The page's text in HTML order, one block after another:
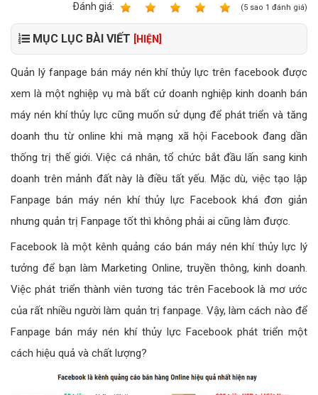
Ðánh giá:
(5 sao 1 đánh giá)
MỤC LỤC BÀI VIẾT [HIỆN]
Quản lý fanpage bán máy nén khí thủy lực trên facebook được
xem là một nghiệp vụ mà bất cứ doanh nghiệp kinh doanh bán
máy nén khí thủy lực cũng muốn sử dụng để phát triển và tăng
doanh thu từ online khi mà mạng xã hội Facebook đang dần
thống trị thế giới. Việc cá nhân, tổ chức bắt đầu lấn sang kinh
doanh trên mảnh đất này là điều tất yếu. Mặc dù, việc tạo lập
Fanpage bán máy nén khí thủy lực Facebook khá đơn giản
nhưng quản trị Fanpage tốt thì không phải ai cũng làm được.
Facebook là một kênh quảng cáo bán máy nén khí thủy lực lý
tưởng để bạn làm Marketing Online, truyền thông, kinh doanh.
Việc phát triển thành viên tương tác trên Facebook là mơ ước
của rất nhiều người làm quản trị fanpage. Vậy, làm cách nào để
Fanpage bán máy nén khí thủy lực Facebook phát triển một
cách hiệu quả và chất lượng?